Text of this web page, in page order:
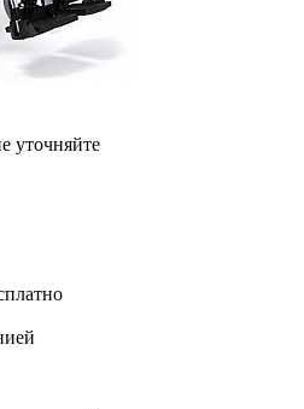
уточняйте